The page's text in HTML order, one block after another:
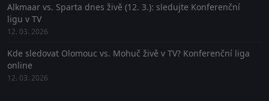
Alkmaar vs. Sparta dnes živě (12. 3.): sledujte Konferenční
ligu v TV
12. 03. 2026
Kde sledovat Olomouc vs. Mohuč živě v TV? Konferenční liga
online
12. 03. 2026